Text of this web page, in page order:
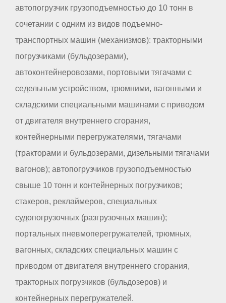
автопогрузчик грузоподъемностью до 10 тонн в
сочетании с одним из видов подъемно-
транспортных машин (механизмов): тракторными
погрузчиками (бульдозерами),
автоконтейнеровозами, портовыми тягачами с
седельным устройством, трюмними, вагонными и
складскими специальными машинами с приводом
от двигателя внутреннего сгорания,
контейнерными перегружателями, тягачами
(тракторами и бульдозерами, дизельными тягачами
вагонов); автопогрузчиков грузоподъемностью
свыше 10 тонн и контейнерных погрузчиков;
стакеров, реклаймеров, специальных
судопогрузочных (разгрузочных машин);
портальных пневмоперегружателей, трюмных,
вагонных, складских специальных машин с
приводом от двигателя внутреннего сгорания,
тракторных погрузчиков (бульдозеров) и
контейнерных перегружателей.